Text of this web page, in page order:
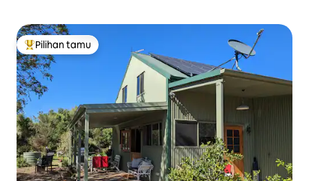
Pilihan tamu terpopuler
Pilihan tamu